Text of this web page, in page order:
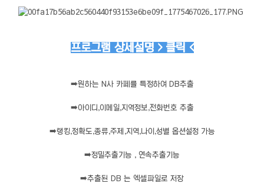
프로그램 상세설명 > 클릭 <
➡️원하는 N사 카페를 특정하여 DB추출
➡️아이디,이메일,지역정보,전화번호 추출
➡️랭킹,정확도,종류,주제,지역,나이,성별 옵션설정 가능
➡️정밀추출기능 , 연속추출기능
➡️추출된 DB 는 엑셀파일로 저장